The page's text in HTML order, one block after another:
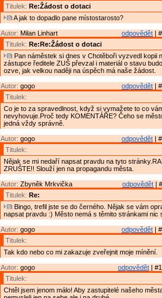
Titulek: Re:Žádost o dotaci
A jak to dopadlo pane místostarosto?
odpovědět |
Autor: Milan Linhart
Titulek: Re:Re:Žádost o dotaci
Pan náměstek si dnes v Chotěboři vyzvedl kopii
zástupce ředitele ZUŠ převzal i materiál o stavu
ozve, jak velkou naději na úspěch má naše žádost.
odpovědět |
Autor: gogo
Titulek:
Co je to za spravedlnost, když si vymažete to co
nevyhovuje.Proč tedy KOMENTÁŘE? Čeho se
jedná vždy správně.
odpovědět |
Autor: gogo
Titulek:
Nějak se mi nedaří napsat pravdu na tyto
ZRUŠTE!! Slouží jen na propagandu města.
odpovědět |
Autor: Zbyněk Mrkvička
Titulek: Re:
Bingo, trefil jste se do černého. Nějak se vám
napsat pravdu :) Město nemá s těmito stránkami nic
odpovědět |
Autor: gogo
Titulek:
Tak kdo nebo co mi zakazuje zveřejnit moje mínění.
odpovědět |
Autor: gogo
Titulek:
Chtěl jsem jenom málo! Aby zastupitelé našeho